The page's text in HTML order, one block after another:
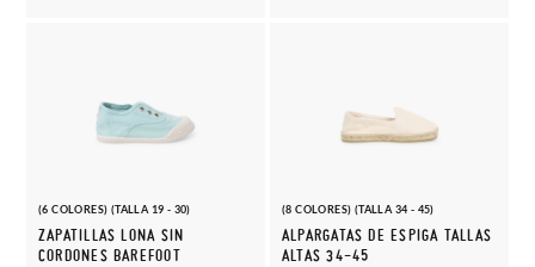
(6 COLORES) (TALLA 19 - 30)
ZAPATILLAS LONA SIN
CORDONES BAREFOOT
(8 COLORES) (TALLA 34 - 45)
ALPARGATAS DE ESPIGA TALLAS
ALTAS 34-45